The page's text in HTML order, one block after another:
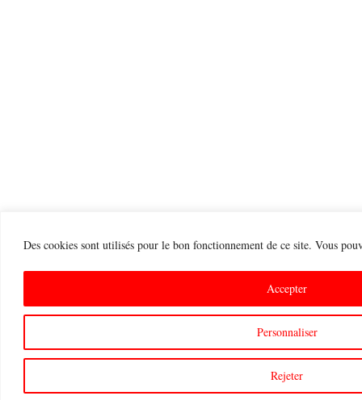
Des cookies sont utilisés pour le bon fonctionnement de ce site. Vous
Personnaliser
Rejeter
Accepter